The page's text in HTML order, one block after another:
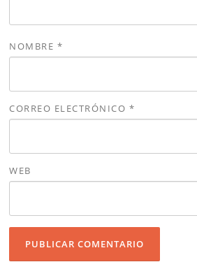
NOMBRE *
CORREO ELECTRÓNICO *
WEB